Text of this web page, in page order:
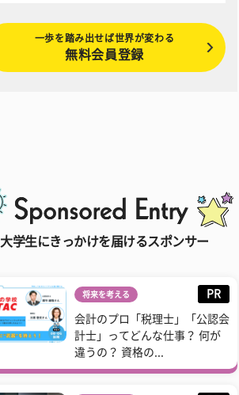
一歩を踏み出せば世界が変わる
無料会員登録
大学生にきっかけを届けるスポンサー
将来を考える PR
会計のプロ「税理士」「公認会
計士」ってどんな仕事？ 何が
違うの？ 資格の...